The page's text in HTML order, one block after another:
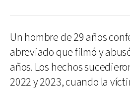
Un hombre de 29 años
abreviado que filmó y
años. Los hechos
2022 y 2023, cuando la